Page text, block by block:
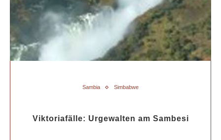
Sambia Simbabwe
Viktoriafälle: Urgewalten am Sambesi